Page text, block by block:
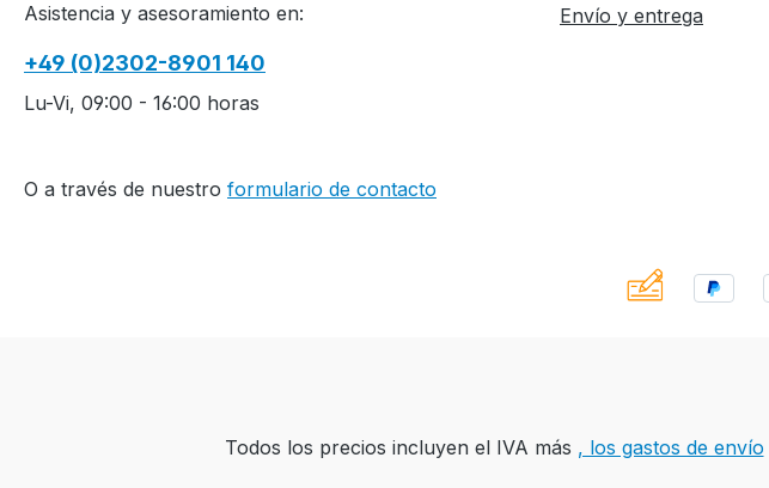
Asistencia y asesoramiento en:
+49 (0)2302-8901 140
Lu-Vi, 09:00 - 16:00 horas
O a través de nuestro formulario de contacto
Envío y entrega
Todos los precios incluyen el IVA más , los gastos de envío